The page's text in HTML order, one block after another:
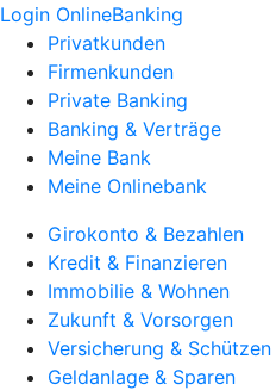
Login OnlineBanking
Privatkunden
Firmenkunden
Private Banking
Banking & Verträge
Meine Bank
Meine Onlinebank
Girokonto & Bezahlen
Kredit & Finanzieren
Immobilie & Wohnen
Zukunft & Vorsorgen
Versicherung & Schützen
Geldanlage & Sparen